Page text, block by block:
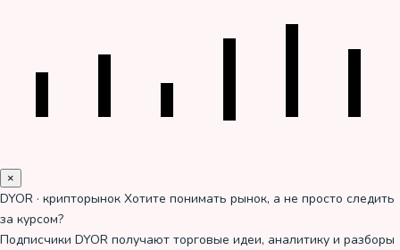
×
DYOR · крипторынок Хотите понимать рынок, а не просто следить
за курсом?
Подписчики DYOR получают торговые идеи, аналитику и разборы